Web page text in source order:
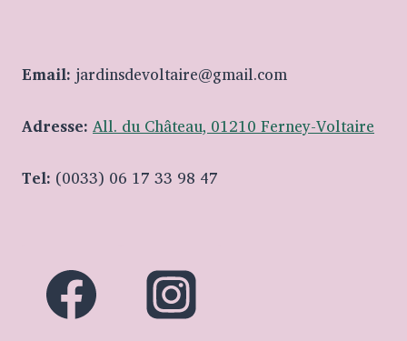
Email: jardinsdevoltaire@gmail.com
Adresse: All. du Château, 01210 Ferney-Voltaire
Tel: (0033) 06 17 33 98 47